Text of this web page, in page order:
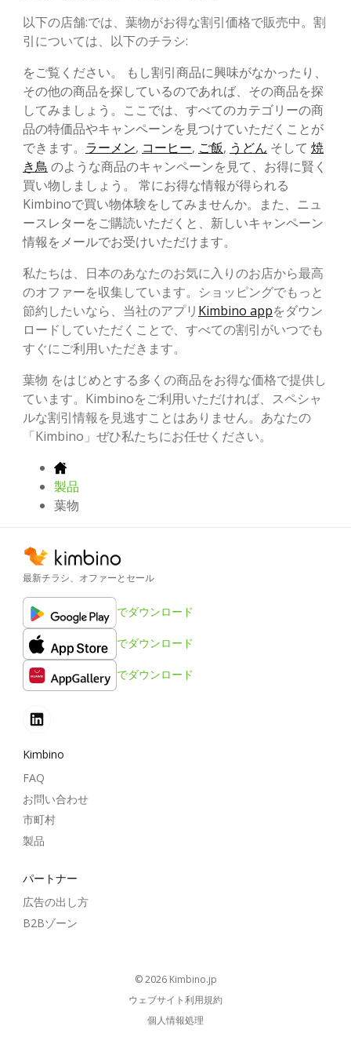
以下の店舗:では、葉物がお得な割引価格で販売中。割
引については、以下のチラシ:
をご覧ください。 もし割引商品に興味がなかったり、
その他の商品を探しているのであれば、その商品を探
してみましょう。ここでは、すべてのカテゴリーの商
品の特価品やキャンペーンを見つけていただくことが
できます。 ラーメン, コーヒー, ご飯, うどん そして 焼
き鳥 のような商品のキャンペーンを見て、お得に賢く
買い物しましょう。 常にお得な情報が得られる
Kimbinoで買い物体験をしてみませんか。また、ニュ
ースレターをご購読いただくと、新しいキャンペーン
情報をメールでお受けいただけます。
私たちは、日本のあなたのお気に入りのお店から最高
のオファーを収集しています。ショッピングでもっと
節約したいなら、当社のアプリ Kimbino appをダウン
ロードしていただくことで、すべての割引がいつでも
すぐにご利用いただきます。
葉物 をはじめとする多くの商品をお得な価格で提供し
ています。Kimbinoをご利用いただければ、スペシャ
ルな割引情報を見逃すことはありません。あなたの
「Kimbino」ぜひ私たちにお任せください。
製品
葉物
最新チラシ、オファーとセール
でダウンロード
でダウンロード
でダウンロード
Kimbino
FAQ
お問い合わせ
市町村
製品
パートナー
広告の出し方
B2Bゾーン
© 2026 kimbino.jp
ウェブサイト利用規約
個人情報処理